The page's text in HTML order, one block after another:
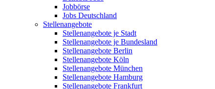
Jobbörse
Jobs Deutschland
Stellenangebote
Stellenangebote je Stadt
Stellenangebote je Bundesland
Stellenangebote Berlin
Stellenangebote Köln
Stellenangebote München
Stellenangebote Hamburg
Stellenangebote Frankfurt